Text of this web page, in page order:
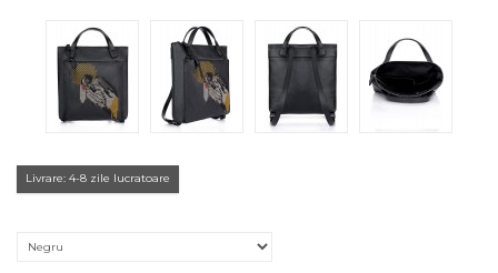
Livrare: 4-8 zile lucratoare